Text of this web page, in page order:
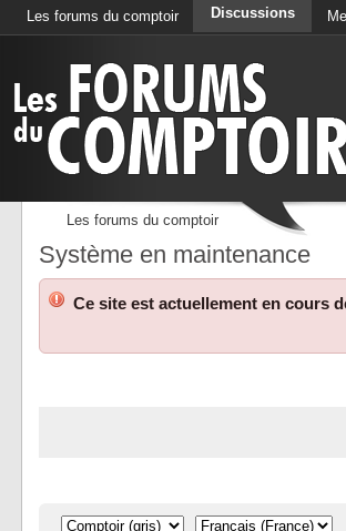
Les forums du comptoir Discussions
Les forums du comptoir
Système en maintenance
Ce site est actuellement en cours